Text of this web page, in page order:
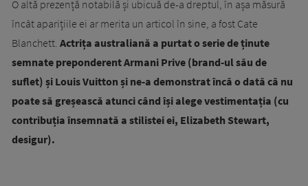
O altă prezență notabilă și ubicuă de-a dreptul, în așa măsură
încât aparițiile ei ar merita un articol în sine, a fost Cate
Blanchett. Actrița australiană a purtat o serie de ținute
semnate preponderent Armani Prive (brand-ul său de
suflet) și Louis Vuitton și ne-a demonstrat încă o dată că nu
poate să greșească atunci când își alege vestimentația (cu
contribuția însemnată a stilistei ei, Elizabeth Stewart,
desigur).